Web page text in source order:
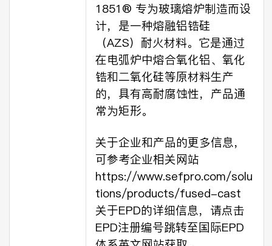
1851® 专为玻璃熔炉制造而设
计，是一种熔融铝锆硅
（AZS）耐火材料。它是通过
在电弧炉中熔合氧化铝、氧化
锆和二氧化硅等原材料生产
的，具有高耐腐蚀性，产品通
常为矩形。
关于企业和产品的更多信息，
可参考企业相关网站
https://www.sefpro.com/solu
tions/products/fused-cast
关于EPD的详细信息，请点击
EPD注册编号跳转至国际EPD